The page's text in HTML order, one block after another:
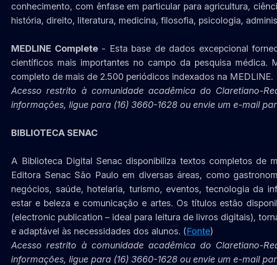
conhecimento, com ênfase em particular para agricultura,
história, direito, literatura, medicina, filosofia, psicologia,
MEDLINE Complete- Esta base de dados excepcional
científicos mais importantes no campo da pesquisa médica.
completo de mais de 2.500 periódicos indexados na MEDLINE.
Acesso restrito à comunidade acadêmica do Claretiano-
informações, ligue para (16) 3660-1628 ou envie um e-mail
BIBLIOTECA SENAC
A Biblioteca Digital Senac disponibiliza textos completos de
Editora Senac São Paulo em diversas áreas, como
negócios, saúde, hotelaria, turismo, eventos, tecnologia da
estar e beleza e comunicação e artes. Os títulos estão
(electronic publication – ideal para leitura de livros digitais),
e adaptável às necessidades dos alunos. (Fonte)
Acesso restrito à comunidade acadêmica do Claretiano-
informações, ligue para (16) 3660-1628 ou envie um e-mail